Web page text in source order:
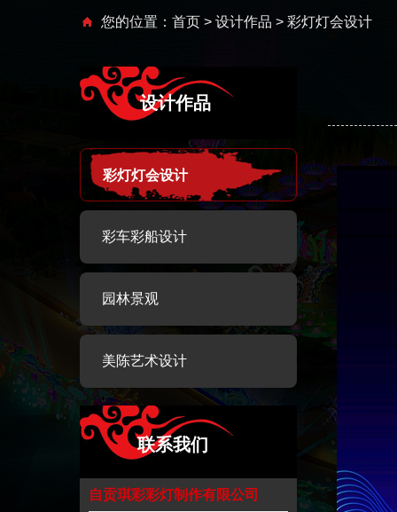
您的位置： 首页 > 设计作品 > 彩灯灯会设计
设计作品
彩灯灯会设计
彩车彩船设计
园林景观
美陈艺术设计
联系我们
自贡琪彩彩灯制作有限公司